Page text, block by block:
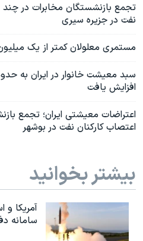
تجمع بازنشستگان مخابرات در چند
نفت در جزیره سیری
مستمری معلولان کمتر از یک
افزایش یافت
اعتراضات معیشتی ایران؛ تجمع
اعتصاب کارکنان نفت در بوشهر
بیشتر بخوانید
آمریکا و
سامانه